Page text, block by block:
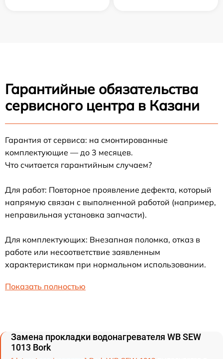
Гарантийные обязательства
сервисного центра в Казани
Гарантия от сервиса: на смонтированные
комплектующие — до 3 месяцев.
Что считается гарантийным случаем?
Для работ: Повторное проявление дефекта, который
напрямую связан с выполненной работой (например,
неправильная установка запчасти).
Для комплектующих: Внезапная поломка, отказ в
работе или несоответствие заявленным
характеристикам при нормальном использовании.
Показать полностью
Замена прокладки водонагревателя WB SEW
1013 Bork